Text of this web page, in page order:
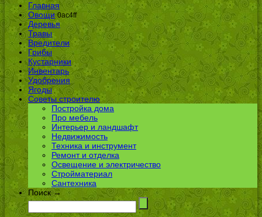
Главная
Овощи 0ac4ff
Деревья
Травы
Вредители
Грибы
Кустарники
Инвентарь
Удобрения
Ягоды
Советы строителю
Постройка дома
Про мебель
Интерьер и ландшафт
Недвижимость
Техника и инструмент
Ремонт и отделка
Освещение и электричество
Стройматериал
Сантехника
Поиск →